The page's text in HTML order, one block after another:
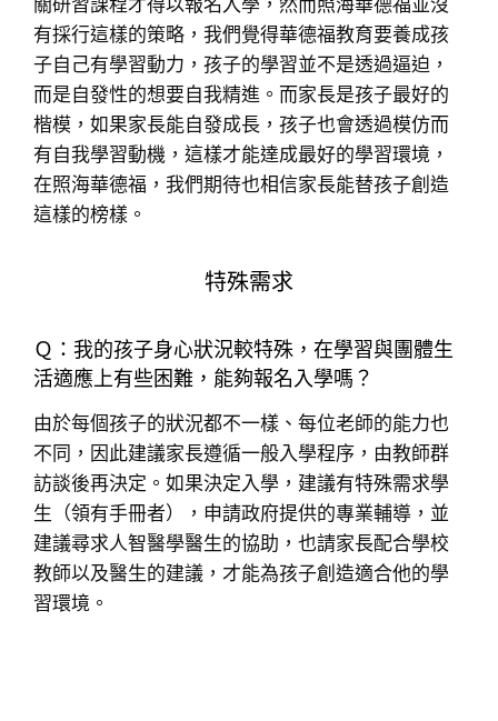
關研習課程才得以報名入學，然而照海華德福並沒
有採行這樣的策略，我們覺得華德福教育要養成孩
子自己有學習動力，孩子的學習並不是透過逼迫，
而是自發性的想要自我精進。而家長是孩子最好的
楷模，如果家長能自發成長，孩子也會透過模仿而
有自我學習動機，這樣才能達成最好的學習環境，
在照海華德福，我們期待也相信家長能替孩子創造
這樣的榜樣。
特殊需求
Ｑ：我的孩子身心狀況較特殊，在學習與團體生
活適應上有些困難，能夠報名入學嗎？
由於每個孩子的狀況都不一樣、每位老師的能力也
不同，因此建議家長遵循一般入學程序，由教師群
訪談後再決定。如果決定入學，建議有特殊需求學
生（領有手冊者），申請政府提供的專業輔導，並
建議尋求人智醫學醫生的協助，也請家長配合學校
教師以及醫生的建議，才能為孩子創造適合他的學
習環境。